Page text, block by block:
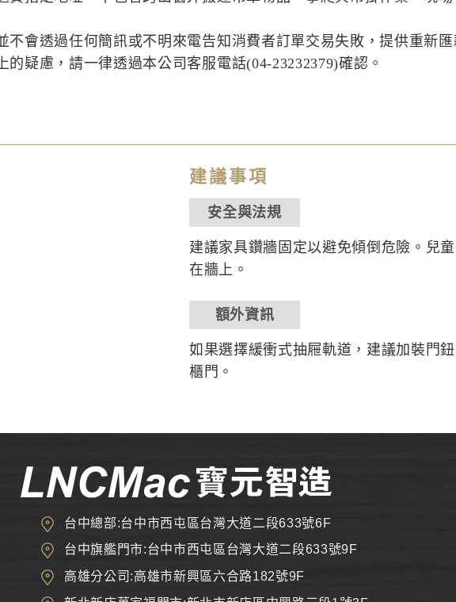
不會透過任何簡訊或不明來電告知消費者訂單交易失敗，提供重新
疑慮，請一律透過本公司客服電話(04-23232379)確認。
建議事項
安全與法規
建議家具鑽牆固定以避免傾倒危險。兒
在牆上。
額外資訊
如果選擇緩衝式抽屜軌道，建議加裝門
櫃門。
台中總部:台中市西屯區台灣大道二段633號6F
台中旗艦門市:台中市西屯區台灣大道二段633號9F
高雄分公司:高雄市新興區六合路182號9F